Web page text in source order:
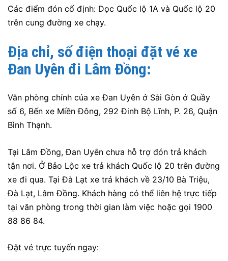
Các điểm đón cố định: Dọc Quốc lộ 1A và Quốc lộ 20
trên cung đường xe chạy.
Địa chỉ, số điện thoại đặt vé xe
Đan Uyên đi Lâm Đồng:
Văn phòng chính của xe Đan Uyên ở Sài Gòn ở Quầy
số 6, Bến xe Miền Đông, 292 Đinh Bộ Lĩnh, P. 26, Quận
Bình Thạnh.
Tại Lâm Đồng, Đan Uyên chưa hỗ trợ đón trả khách
tận nơi. Ở Bảo Lộc xe trả khách Quốc lộ 20 trên đường
xe đi qua. Tại Đà Lạt xe trả khách về 23/10 Bà Triệu,
Đà Lạt, Lâm Đồng. Khách hàng có thể liên hệ trực tiếp
tại văn phòng trong thời gian làm việc hoặc gọi 1900
88 86 84.
Đặt vé trực tuyến ngay: